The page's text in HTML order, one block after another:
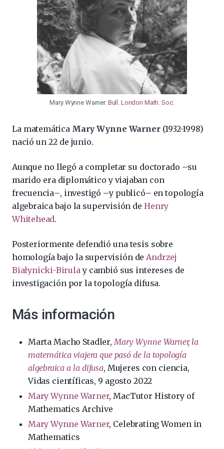
Mary Wynne Warner. Bull. London Math. Soc.
La matemática Mary Wynne Warner (1932-1998)
nació un 22 de junio.
Aunque no llegó a completar su doctorado –su
marido era diplomático y viajaban con
frecuencia–, investigó –y publicó– en topología
algebraica bajo la supervisión deHenry
Whitehead.
Posteriormente defendió una tesis sobre
homología bajo la supervisión deAndrzej
Białynicki-Birulay cambió sus intereses de
investigación por la topología difusa.
Más información
Marta Macho Stadler,Mary Wynne Warner, la
matemática viajera que pasó de la topología
algebraica a la difusa, Mujeres con ciencia,
Vidas científicas, 9 agosto 2022
Mary Wynne Warner, MacTutor History of
Mathematics Archive
Mary Wynne Warner, Celebrating Women in
Mathematics